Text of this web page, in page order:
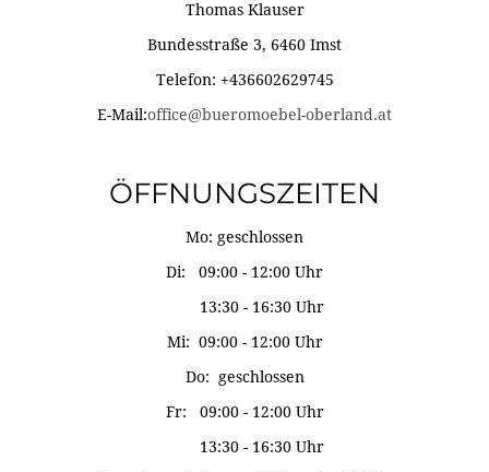
Thomas Klauser
Bundesstraße 3, 6460 Imst
Telefon: +436602629745
E-Mail:office@bueromoebel-oberland.at
ÖFFNUNGSZEITEN
Mo: geschlossen
Di: 09:00 - 12:00 Uhr
13:30 - 16:30 Uhr
Mi: 09:00 - 12:00 Uhr
Do: geschlossen
Fr: 09:00 - 12:00 Uhr
13:30 - 16:30 Uhr